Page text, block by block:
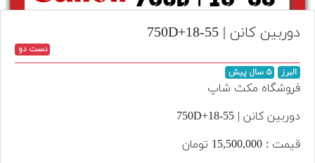
تجهیزات
مکث
افزودن
دست
دوربین کانن | 750D+18-55
دست دو
البرز ۵ سال پیش
فروشگاه مکث شاپ
دوربین کانن | 750D+18-55
قیمت : 15,500,000 تومان